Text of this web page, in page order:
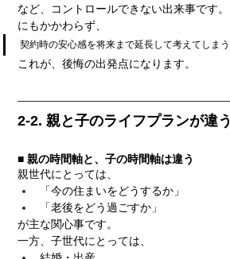
など、コントロールできない出来事です。
にもかかわらず、
契約時の安心感を将来まで延長して考えてしまう
これが、後悔の出発点になります。
2-2. 親と子のライフプランが違う
■ 親の時間軸と、子の時間軸は違う
親世代にとっては、
「今の住まいをどうするか」
「老後をどう過ごすか」
が主な関心事です。
一方、子世代にとっては、